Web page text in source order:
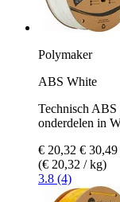
Polymaker
ABS White
Technisch ABS
onderdelen in
€ 20,32 € 30,49
(€ 20,32 / kg)
3.8 (4)